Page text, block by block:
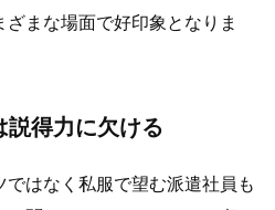
まな場面で好印象となりま
説得力に欠ける
はなく私服で望む派遣社員も